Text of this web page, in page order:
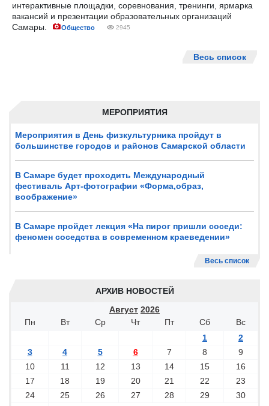
МЕРОПРИЯТИЯ
Мероприятия в День физкультурника пройдут в
большинстве городов и районов Самарской области
В Самаре будет проходить Международный
фестиваль Арт-фотографии «Форма,образ,
воображение»
В Самаре пройдет лекция «На пирог пришли соседи:
феномен соседства в современном краеведении»
Весь список
АРХИВ НОВОСТЕЙ
Август 2026
Пн
Вт Ср Чт Пт Сб
Вс
1
2
3
4 5 6 7 8
9
10
11 12 13 14 15
16
17
18 19 20 21 22
23
24
25 26 27 28 29
30
интерактивные площадки, соревнования, тренинги, ярмарка
вакансий и презентации образовательных организаций
Самары.
Общество 2945
Весь список